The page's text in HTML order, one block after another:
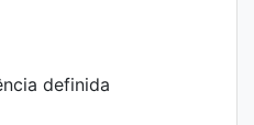
definida